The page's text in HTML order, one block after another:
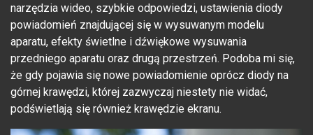
narzędzia wideo, szybkie odpowiedzi, ustawienia diody
powiadomień znajdującej się w wysuwanym modelu
aparatu, efekty świetlne i dźwiękowe wysuwania
przedniego aparatu oraz drugą przestrzeń. Podoba mi się,
że gdy pojawia się nowe powiadomienie oprócz diody na
górnej krawędzi, której zazwyczaj niestety nie widać,
podświetlają się również krawędzie ekranu.